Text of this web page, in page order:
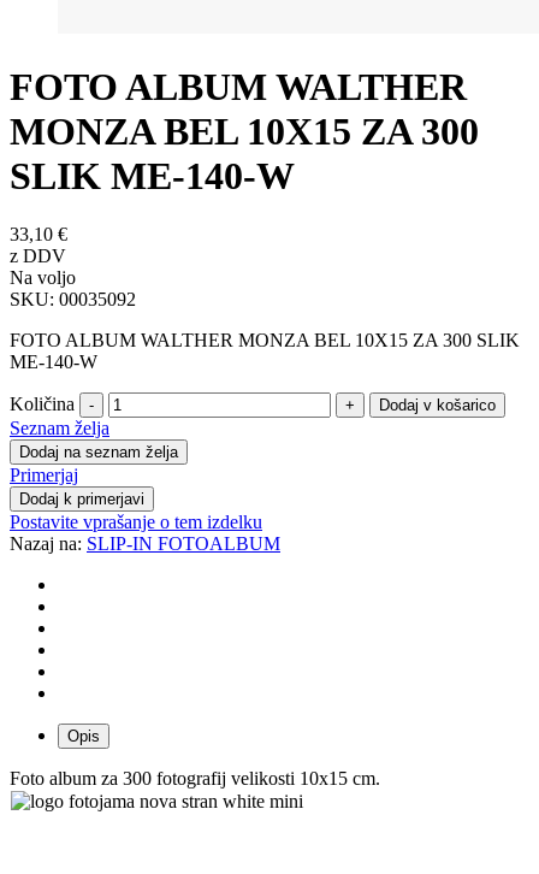
FOTO ALBUM WALTHER
MONZA BEL 10X15 ZA 300
SLIK ME-140-W
33,10 €
z DDV
Na voljo
SKU: 00035092
FOTO ALBUM WALTHER MONZA BEL 10X15 ZA 300 SLIK
ME-140-W
Količina - +
Seznam želja
Dodaj na seznam želja
Primerjaj
Dodaj k primerjavi
Postavite vprašanje o tem izdelku
Nazaj na: SLIP-IN FOTOALBUM
Opis
Foto album za 300 fotografij velikosti 10x15 cm.